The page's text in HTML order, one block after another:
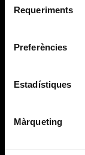
consultar la
Requeriments
Preferències
Estadístiques
Màrqueting